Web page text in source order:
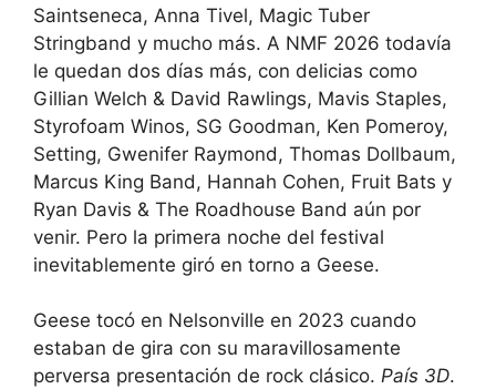
Saintseneca, Anna Tivel, Magic Tuber
Stringband y mucho más. A NMF 2026 todavía
le quedan dos días más, con delicias como
Gillian Welch & David Rawlings, Mavis Staples,
Styrofoam Winos, SG Goodman, Ken Pomeroy,
Setting, Gwenifer Raymond, Thomas Dollbaum,
Marcus King Band, Hannah Cohen, Fruit Bats y
Ryan Davis & The Roadhouse Band aún por
venir. Pero la primera noche del festival
inevitablemente giró en torno a Geese.
Geese tocó en Nelsonville en 2023 cuando
estaban de gira con su maravillosamente
perversa presentación de rock clásico. País 3D.